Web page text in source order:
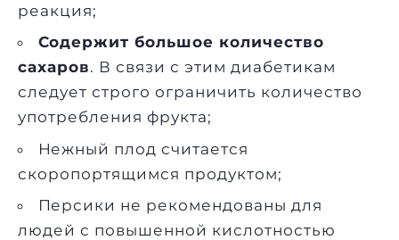
реакция;
Содержит большое количество
сахаров. В связи с этим диабетикам
следует строго ограничить количество
употребления фрукта;
Нежный плод считается
скоропортящимся продуктом;
Персики не рекомендованы для
людей с повышенной кислотностью